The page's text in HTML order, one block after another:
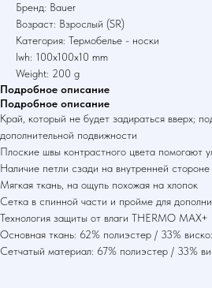
Бренд: Bauer
Возраст: Взрослый (SR)
Категория: Термобелье - носки
lwh: 100x100x10 mm
Weight: 200 g
Подробное описание
Подробное описание
Край, который не будет задираться вверх;
дополнительной подвижности
Плоские швы контрастного цвета помогают
Наличие петли сзади на внутренней стороне
Мягкая ткань, на ощупь похожая на хлопок
Сетка в спинной части и пройме для
Технология защиты от влаги THERMO MAX+
Основная ткань: 62% полиэстер / 33%
Сетчатый материал: 67% полиэстер / 33%